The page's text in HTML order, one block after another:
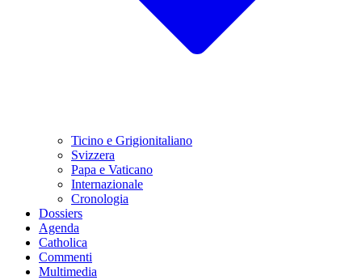
Ticino e Grigionitaliano
Svizzera
Papa e Vaticano
Internazionale
Cronologia
Dossiers
Agenda
Catholica
Commenti
Multimedia